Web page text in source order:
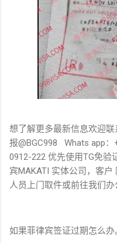
想了解更多最新信息欢迎
报@BGC998 Whats app
0912-222 优先使用TG免验
宾MAKATI 实体公司，客
人员上门取件或前往我们办
如果菲律宾签证过期怎么办